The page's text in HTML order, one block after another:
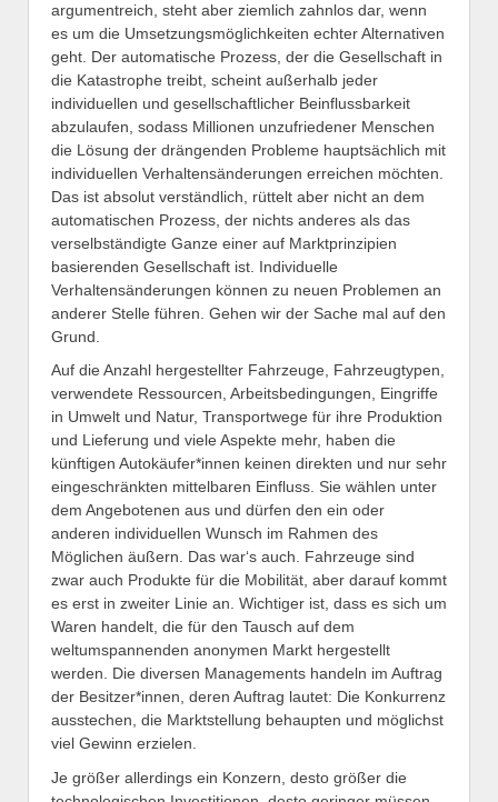
argumentreich, steht aber ziemlich zahnlos dar, wenn
es um die Umsetzungsmöglichkeiten echter Alternativen
geht. Der automatische Prozess, der die Gesellschaft in
die Katastrophe treibt, scheint außerhalb jeder
individuellen und gesellschaftlicher Beinflussbarkeit
abzulaufen, sodass Millionen unzufriedener Menschen
die Lösung der drängenden Probleme hauptsächlich mit
individuellen Verhaltensänderungen erreichen möchten.
Das ist absolut verständlich, rüttelt aber nicht an dem
automatischen Prozess, der nichts anderes als das
verselbständigte Ganze einer auf Marktprinzipien
basierenden Gesellschaft ist. Individuelle
Verhaltensänderungen können zu neuen Problemen an
anderer Stelle führen. Gehen wir der Sache mal auf den
Grund.
Auf die Anzahl hergestellter Fahrzeuge, Fahrzeugtypen,
verwendete Ressourcen, Arbeitsbedingungen, Eingriffe
in Umwelt und Natur, Transportwege für ihre Produktion
und Lieferung und viele Aspekte mehr, haben die
künftigen Autokäufer*innen keinen direkten und nur sehr
eingeschränkten mittelbaren Einfluss. Sie wählen unter
dem Angebotenen aus und dürfen den ein oder
anderen individuellen Wunsch im Rahmen des
Möglichen äußern. Das war‘s auch. Fahrzeuge sind
zwar auch Produkte für die Mobilität, aber darauf kommt
es erst in zweiter Linie an. Wichtiger ist, dass es sich um
Waren handelt, die für den Tausch auf dem
weltumspannenden anonymen Markt hergestellt
werden. Die diversen Managements handeln im Auftrag
der Besitzer*innen, deren Auftrag lautet: Die Konkurrenz
ausstechen, die Marktstellung behaupten und möglichst
viel Gewinn erzielen.
Je größer allerdings ein Konzern, desto größer die